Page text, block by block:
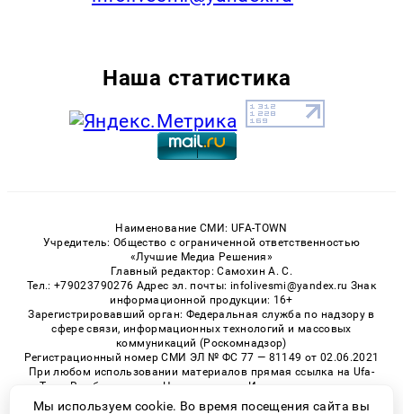
Наша статистика
Наименование СМИ: UFA-TOWN
Учредитель: Общество с ограниченной ответственностью
«Лучшие Медиа Решения»
Главный редактор: Самохин А. С.
Тел.: +79023790276 Адрес эл. почты: infolivesmi@yandex.ru Знак
информационной продукции: 16+
Зарегистрировавший орган: Федеральная служба по надзору в
сфере связи, информационных технологий и массовых
коммуникаций (Роскомнадзор)
Регистрационный номер СМИ ЭЛ № ФС 77 — 81149 от 02.06.2021
При любом использовании материалов прямая ссылка на Ufa-
Town.Ru обязательна. Цитирование в Интернете возможно
только при наличии письменного разрешения.
Мы используем cookie. Во время посещения сайта вы